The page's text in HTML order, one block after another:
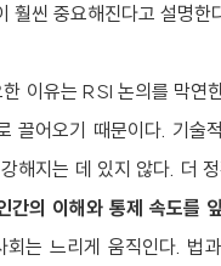
훨씬 중요해진다고 설명한
이유는 RSI 논의를 막연
끌어오기 때문이다. 기술
해지는 데 있지 않다. 더
간의 이해와 통제 속도를
는 느리게 움직인다. 법